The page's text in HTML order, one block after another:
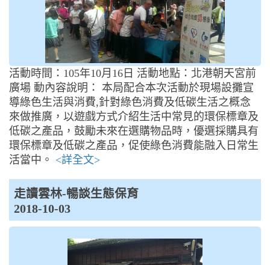
活動時間：105年10月16日 活動地點：北港朝天宮前
廣場 動內容說明： 本局配合本次活動於現場設攤宣
導綠色生活與消費,針對綠色消費及低碳生活之概念
來做推廣，以遊戲方式介紹生活中常見的環保標章及
低碳之產品，鼓勵未來在選購物品時，優選採購具有
環保標章及低碳之產品，促使綠色消費能融入日常生
活當中。 <詳全文>
走讀雲林-暢談生態保育
2018-10-03